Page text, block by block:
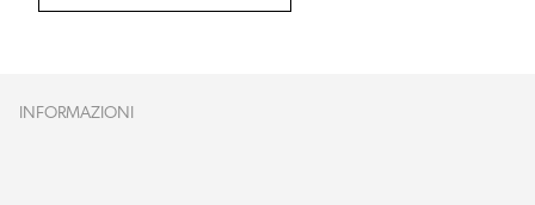
INFORMAZIONI